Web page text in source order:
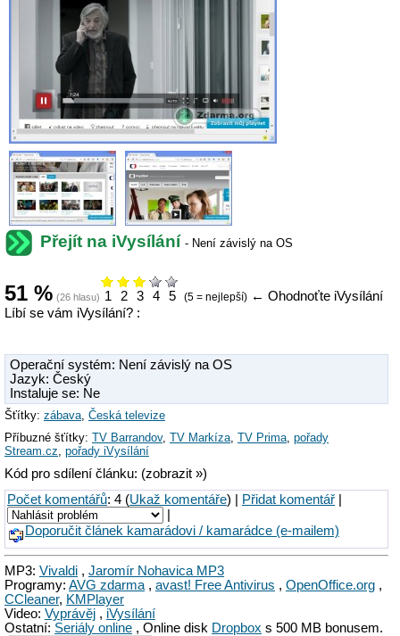
Přejít na iVysílání - Není závislý na OS
51 % (26 hlasu) 1 2 3 4 5 (5 = nejlepší) ← Ohodnoťte iVysílání
Líbí se vám iVysílání? :
Operační systém: Není závislý na OS
Jazyk: Český
Instaluje se: Ne
Šťítky: zábava, Česká televize
Příbuzné šťítky: TV Barrandov, TV Markíza, TV Prima, pořady
Stream.cz, pořady iVysílání
Kód pro sdílení článku: (zobrazit »)
Počet komentářů: 4 (Ukaž komentáře) | Přidat komentář
Doporučit článek kamarádovi / kamarádce (e-mailem)
MP3: Vivaldi , Jaromír Nohavica MP3
Programy: AVG zdarma , avast! Free Antivirus , OpenOffice.org ,
CCleaner, KMPlayer
Video: Vyprávěj , iVysílání
Ostatní: Seriály online , Online disk Dropbox s 500 MB bonusem.